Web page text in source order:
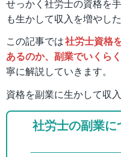
せっかく社労士の資格を
も生かして収入を増やし
この記事では社労士資格
あるのか、副業でいくら
寧に解説していきます。
資格を副業に生かして収
社労士の副業